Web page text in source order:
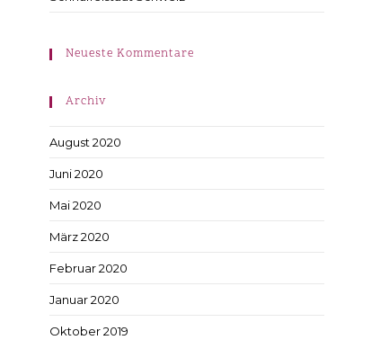
Neueste Kommentare
Archiv
August 2020
Juni 2020
Mai 2020
März 2020
Februar 2020
Januar 2020
Oktober 2019